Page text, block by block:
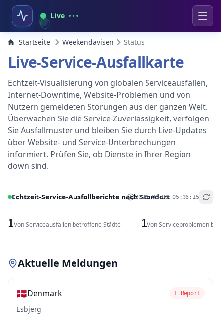
Live
Startseite Weekendavisen Status
Live-Service-Ausfallkarte
Echtzeit-Visualisierung von globalen Serviceausfällen,
Internet-Downtime, Website-Problemen und von
Nutzern gemeldeten Störungen aus der ganzen Welt.
Überwachen Sie die Service-Zuverlässigkeit, verfolgen
Sie Ausfallmuster und bleiben Sie durch Live-Updates
über Website- und Service-Unterbrechungen
informiert. Prüfen Sie, ob Dienste in Ihrer Region
down sind.
Echtzeit-Service-Ausfallberichte nach Standort
2026-08-08 05:36:15
1Von Serviceausfällen betroffene Städte 1Von Serviceproblemen
+
Aktuelle Meldungen
🇩🇰Denmark 1 Report
Esbjerg